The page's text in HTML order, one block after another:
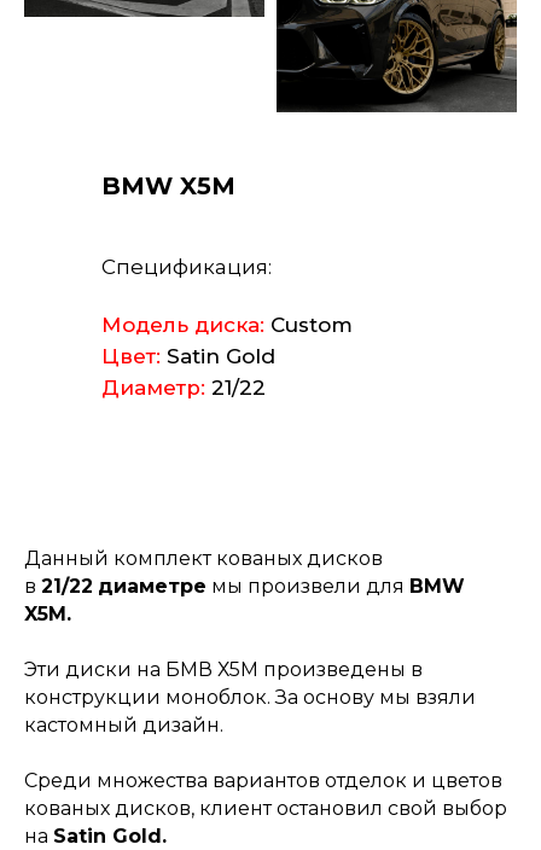
Спецификация:
Модель диска: Custom
Цвет: Satin Gold
Диаметр: 21/22
BMW X5M
Данный комплект кованых дисков
в 21/22 диаметре мы произвели для BMW
X5M.
Эти диски на БМВ Х5М произведены в
конструкции моноблок. За основу мы взяли
кастомный дизайн.
Среди множества вариантов отделок и цветов
кованых дисков, клиент остановил свой выбор
на Satin Gold .